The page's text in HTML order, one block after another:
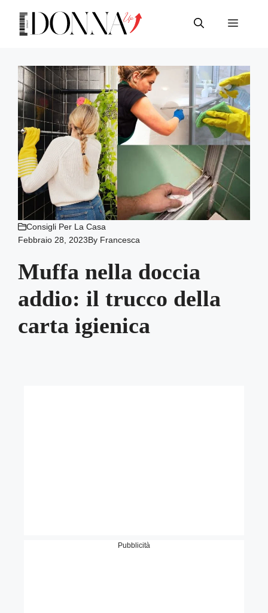
contenuto
Menu
Consigli Per La Casa
Febbraio 28, 2023By Francesca
Muffa nella doccia
addio: il trucco della
carta igienica
Pubblicità